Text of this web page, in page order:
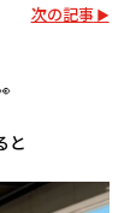
プ
ャンペーン
次の記事
と